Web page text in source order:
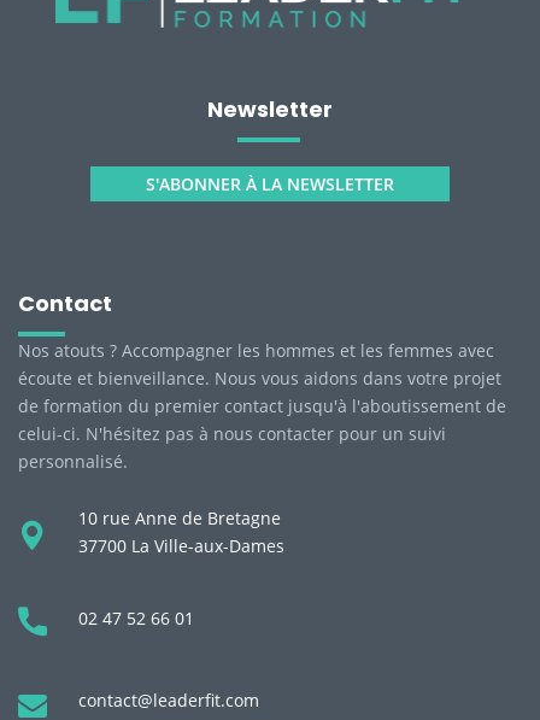
Newsletter
S'ABONNER À LA NEWSLETTER
Contact
Nos atouts ? Accompagner les hommes et les femmes avec
écoute et bienveillance. Nous vous aidons dans votre projet
de formation du premier contact jusqu'à l'aboutissement de
celui-ci. N'hésitez pas à nous contacter pour un suivi
personnalisé.
10 rue Anne de Bretagne
37700 La Ville-aux-Dames
02 47 52 66 01
contact@leaderfit.com